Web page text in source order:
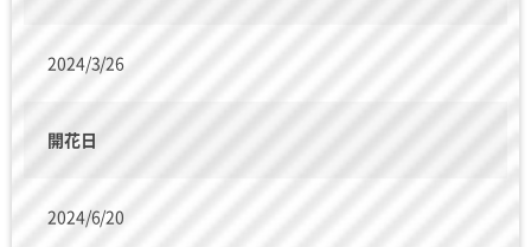
2024/3/26
開花日
2024/6/20